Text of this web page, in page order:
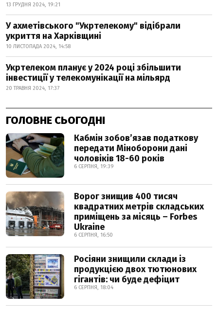
13 ГРУДНЯ 2024, 19:21
У ахметівського "Укртелекому" відібрали
укриття на Харківщині
10 ЛИСТОПАДА 2024, 14:58
Укртелеком планує у 2024 році збільшити
інвестиції у телекомунікації на мільярд
20 ТРАВНЯ 2024, 17:37
ГОЛОВНЕ СЬОГОДНІ
Кабмін зобовʼязав податкову
передати Міноборони дані
чоловіків 18-60 років
6 СЕРПНЯ, 19:39
Ворог знищив 400 тисяч
квадратних метрів складських
приміщень за місяць – Forbes
Ukraine
6 СЕРПНЯ, 16:50
Росіяни знищили склади із
продукцією двох тютюнових
гігантів: чи буде дефіцит
6 СЕРПНЯ, 18:04